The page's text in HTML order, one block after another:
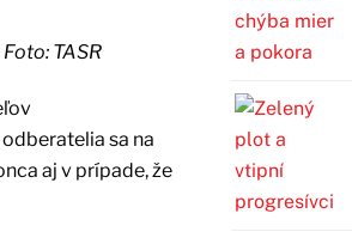
Foto: TASR
sa na
aj v prípade, že